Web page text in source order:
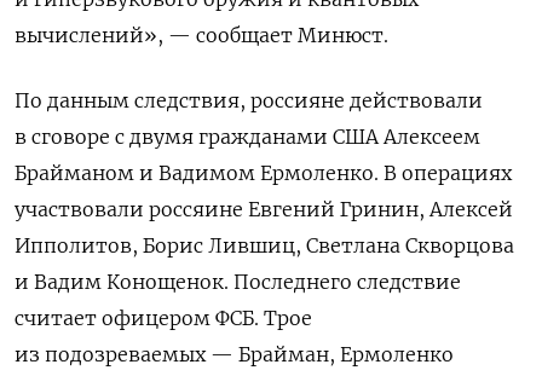
вычислений», — сообщает Минюст.
По данным следствия, россияне действовали
в сговоре с двумя гражданами США Алексеем
Брайманом и Вадимом Ермоленко. В операциях
участвовали россяине Евгений Гринин, Алексей
Ипполитов, Борис Лившиц, Светлана Скворцова
и Вадим Конощенок. Последнего следствие
считает офицером ФСБ. Трое
из подозреваемых — Брайман, Ермоленко